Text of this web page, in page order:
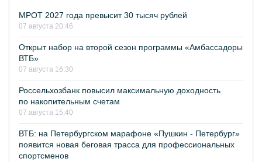
МРОТ 2027 года превысит 30 тысяч рублей
07 августа 20:46
Открыт набор на второй сезон программы «Амбассадоры
ВТБ»
07 августа 16:30
Россельхозбанк повысил максимальную доходность
по накопительным счетам
07 августа 15:40
ВТБ: на Петербургском марафоне «Пушкин - Петербург»
появится новая беговая трасса для профессиональных
спортсменов